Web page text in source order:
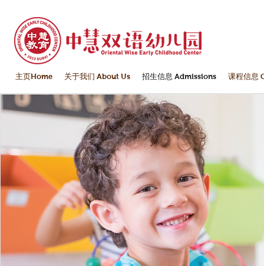
主页Home 关于我们 About Us 招生信息 Admissions 课程信息